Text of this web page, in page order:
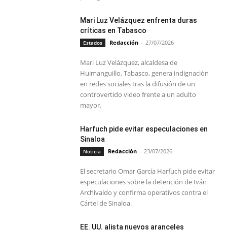
Mari Luz Velázquez enfrenta duras
críticas en Tabasco
Estados Redacción - 27/07/2026
Mari Luz Velázquez, alcaldesa de
Huimanguillo, Tabasco, genera indignación
en redes sociales tras la difusión de un
controvertido video frente a un adulto
mayor.
Harfuch pide evitar especulaciones en
Sinaloa
Noticia Redacción - 23/07/2026
El secretario Omar García Harfuch pide evitar
especulaciones sobre la detención de Iván
Archivaldo y confirma operativos contra el
Cártel de Sinaloa.
EE. UU. alista nuevos aranceles